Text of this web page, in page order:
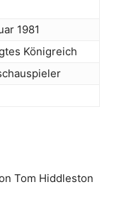
1981
Königreich
Tom Hiddleston